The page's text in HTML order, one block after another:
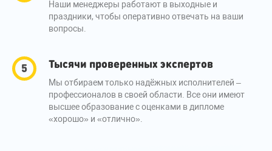
Наши менеджеры работают в выходные и
праздники, чтобы оперативно отвечать на ваши
вопросы.
Тысячи проверенных экспертов
Мы отбираем только надёжных исполнителей –
профессионалов в своей области. Все они имеют
высшее образование с оценками в дипломе
«хорошо» и «отлично».